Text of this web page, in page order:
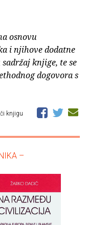
osnovu
i njihove dodatne
knjige, te se
dogovora s
knjigu
–